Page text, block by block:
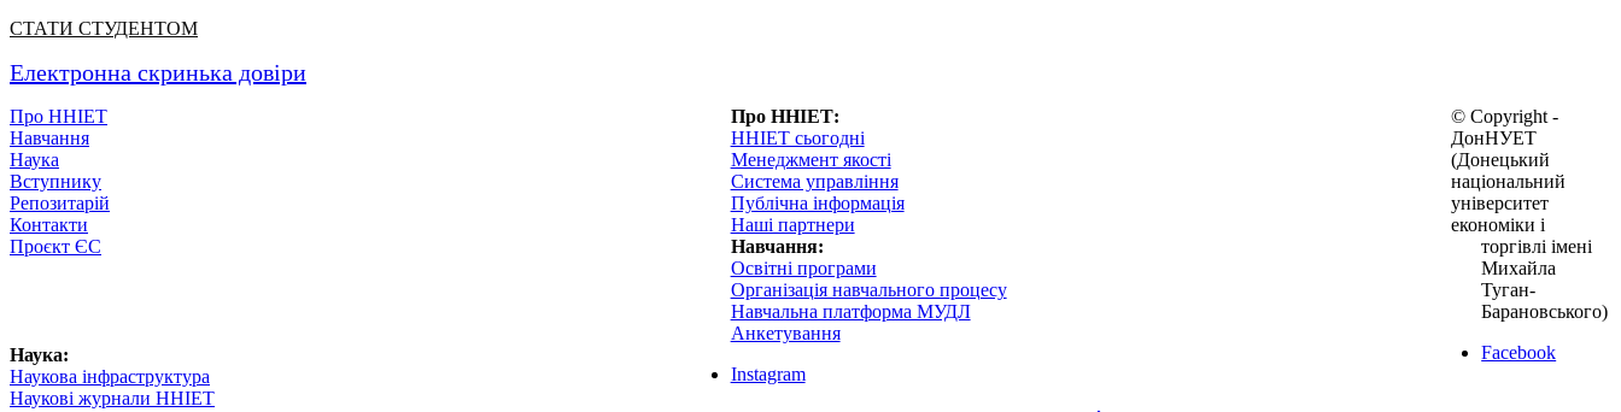
СТАТИ СТУДЕНТОМ
Електронна скринька довіри
Про ННІЕТ
Навчання
Наука
Вступнику
Репозитарій
Контакти
Проєкт ЄС
Про ННІЕТ:
ННІЕТ сьогодні
Менеджмент якості
Система управління
Публічна інформація
Наші партнери
Навчання:
Освітні програми
Організація навчального процесу
Навчальна платформа МУДЛ
Анкетування
Наука:
Наукова інфраструктура
Наукові журнали ННІЕТ
© Copyright -
ДонНУЕТ
(Донецький
національний
університет
економіки і
торгівлі імені
Михайла
Туган-
Барановського)
Facebook
Instagram